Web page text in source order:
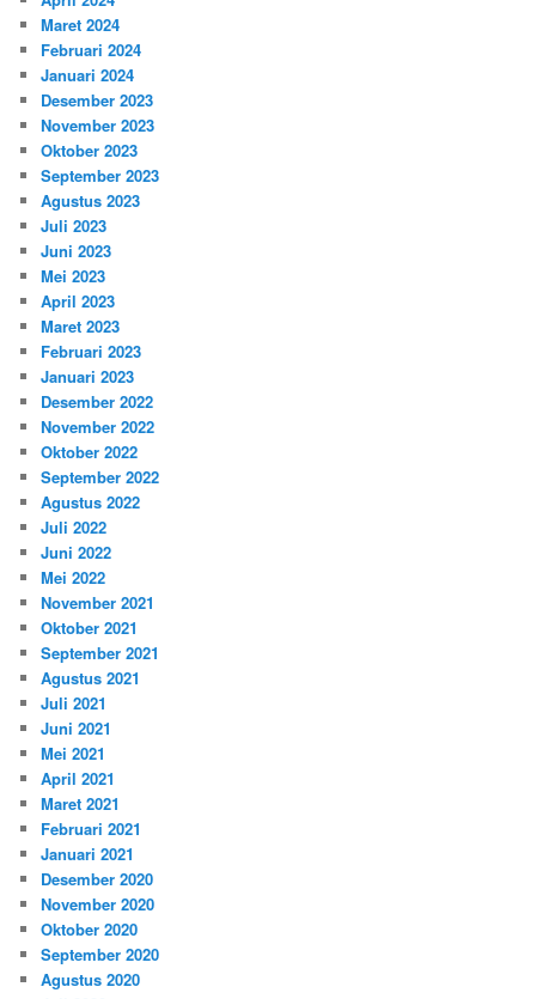
Maret 2024
Februari 2024
Januari 2024
Desember 2023
November 2023
Oktober 2023
September 2023
Agustus 2023
Juli 2023
Juni 2023
Mei 2023
April 2023
Maret 2023
Februari 2023
Januari 2023
Desember 2022
November 2022
Oktober 2022
September 2022
Agustus 2022
Juli 2022
Juni 2022
Mei 2022
November 2021
Oktober 2021
September 2021
Agustus 2021
Juli 2021
Juni 2021
Mei 2021
April 2021
Maret 2021
Februari 2021
Januari 2021
Desember 2020
November 2020
Oktober 2020
September 2020
Agustus 2020